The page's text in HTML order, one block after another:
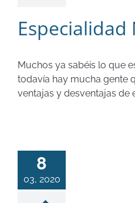
Especialidad
Muchos ya sabéis lo que
todavía hay mucha gente
ventajas y desventajas de
8
03, 2020